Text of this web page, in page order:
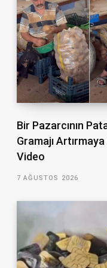
Bir Pazarcının
Gramajı Artırmaya
Video
7 AĞUSTOS 2026